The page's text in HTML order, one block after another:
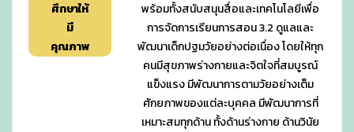
ศึกษาให้
มี
คุณภาพ
พร้อมทั้งสนับสนุนสื่อและเทคโนโลยีเพื่อ
การจัดการเรียนการสอน 3.2 ดูแลและ
พัฒนาเด็กปฐมวัยอย่างต่อเนื่อง โดยให้ทุก
คนมีสุขภาพร่างกายและจิตใจที่สมบูรณ์
แข็งแรง มีพัฒนาการตามวัยอย่างเต็ม
ศักยภาพของแต่ละบุคคล มีพัฒนาการที่
เหมาะสมทุกด้าน ทั้งด้านร่างกาย ด้านวินัย